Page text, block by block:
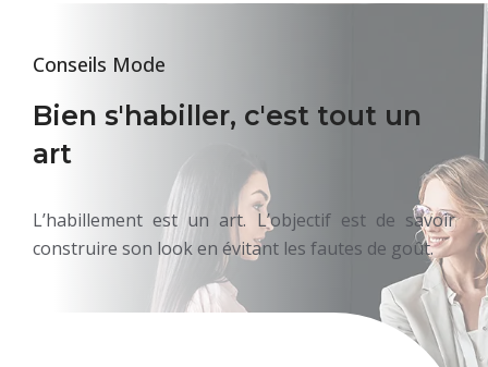
Conseils Mode
Bien s'habiller, c'est tout un
art
L’habillement est un art. L’objectif est de savoir
construire son look en évitant les fautes de goût.